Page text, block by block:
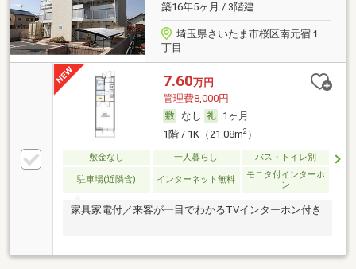
築16年5ヶ月 / 3階建
埼玉県さいたま市桜区南元宿１
丁目
7.60万円
管理費8,000円
なし
1ヶ月
1階 / 1K（21.08m2）
敷金なし 一人暮らし バス・トイレ別
駐車場(近隣含) インターネット無料
モニタ付インターホ
ン
家具家電付／来客が一目でわかるTVインターホン付き